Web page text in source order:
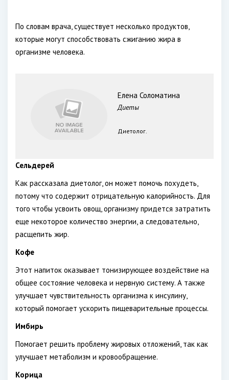
По словам врача, существует несколько продуктов,
которые могут способствовать сжиганию жира в
организме человека.
Елена Соломатина
Диеты
Диетолог.
Сельдерей
Как рассказала диетолог, он может помочь похудеть,
потому что содержит отрицательную калорийность. Для
того чтобы усвоить овощ, организму придется затратить
еще некоторое количество энергии, а следовательно,
расщепить жир.
Кофе
Этот напиток оказывает тонизирующее воздействие на
общее состояние человека и нервную систему. А также
улучшает чувствительность организма к инсулину,
который помогает ускорить пищеварительные процессы.
Имбирь
Помогает решить проблему жировых отложений, так как
улучшает метаболизм и кровообращение.
Корица